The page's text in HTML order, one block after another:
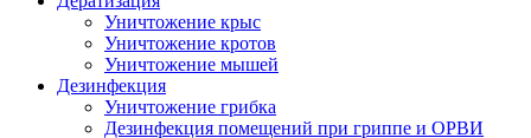
Уничтожение крыс
Уничтожение кротов
Уничтожение мышей
Дезинфекция
Уничтожение грибка
Дезинфекция помещений при гриппе и ОРВИ